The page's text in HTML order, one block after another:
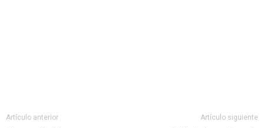
Artículo anterior Artículo siguiente